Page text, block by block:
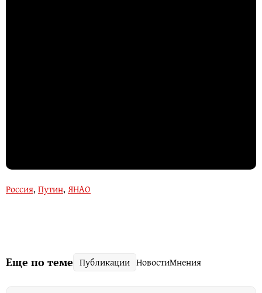
Россия, Путин, ЯНАО
Еще по теме Публикации НовостиМнения